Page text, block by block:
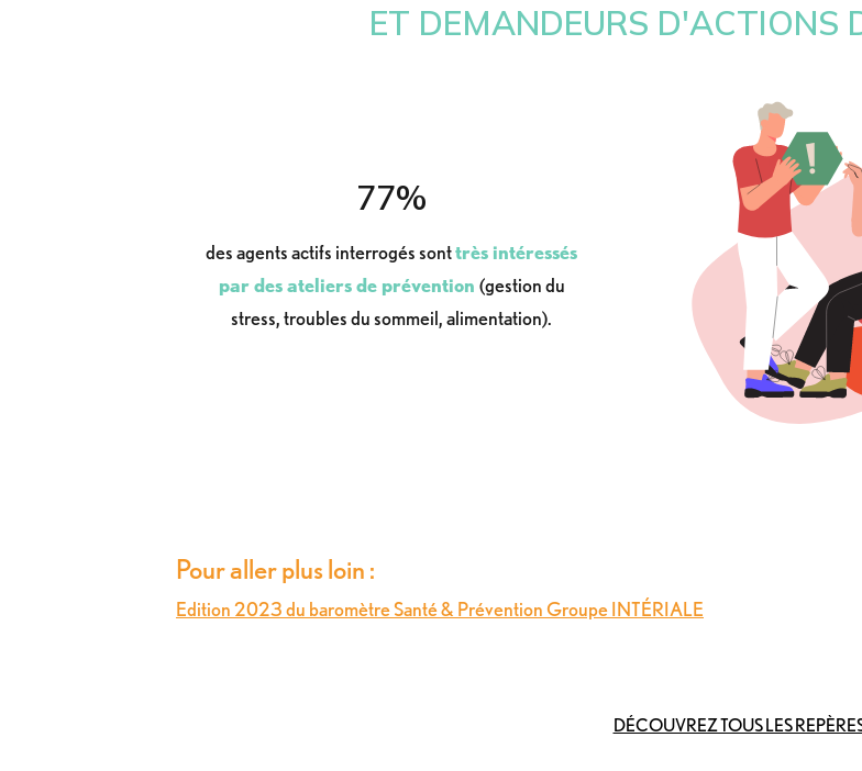
ET DEMANDEURS D'ACTIONS
77%
des agents actifs interrogés sonttrès intéressés
par des ateliers de prévention (gestion du
stress, troubles du sommeil, alimentation).
Pour aller plus loin :
Edition 2023 du baromètre Santé & Prévention Groupe INTÉRIALE
DÉCOUVREZ TOUS LES